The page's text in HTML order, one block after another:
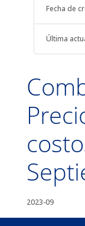
Fecha de
Última
2023-09